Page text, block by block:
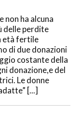
non ha alcuna
delle perdite
età fertile
di due donazioni
costante della
donazione,e del
Le donne
[...]